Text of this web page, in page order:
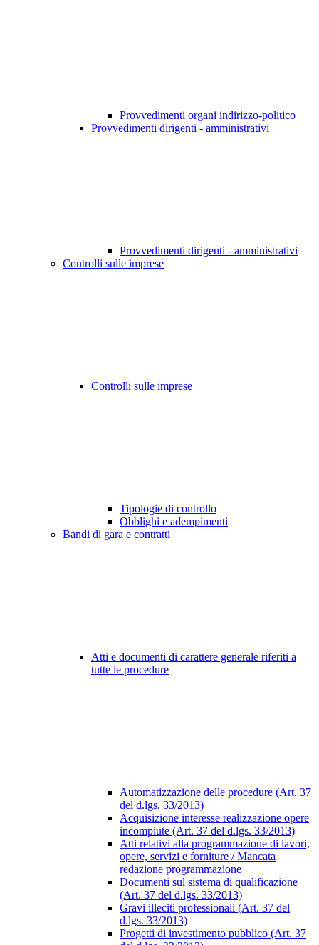
Provvedimenti organi indirizzo-politico
Provvedimenti dirigenti - amministrativi
Provvedimenti dirigenti - amministrativi
Controlli sulle imprese
Controlli sulle imprese
Tipologie di controllo
Obblighi e adempimenti
Bandi di gara e contratti
Atti e documenti di carattere generale riferiti a
tutte le procedure
Automatizzazione delle procedure (Art. 37
del d.lgs. 33/2013)
Acquisizione interesse realizzazione opere
incompiute (Art. 37 del d.lgs. 33/2013)
Atti relativi alla programmazione di lavori,
opere, servizi e forniture / Mancata
redazione programmazione
Documenti sul sistema di qualificazione
(Art. 37 del d.lgs. 33/2013)
Gravi illeciti professionali (Art. 37 del
d.lgs. 33/2013)
Progetti di investimento pubblico (Art. 37